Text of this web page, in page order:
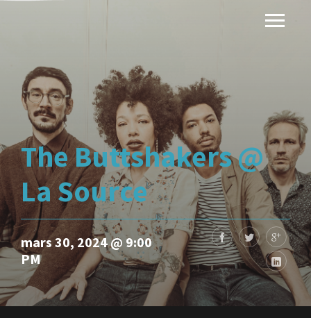
The Buttshakers @
La Source
mars 30, 2024 @ 9:00
PM